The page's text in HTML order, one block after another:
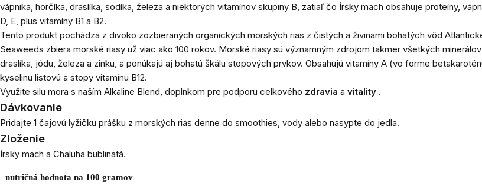
vápnika, horčíka, draslíka, sodíka, železa a niektorých vitamínov skupiny B, zatiaľ čo Írsky mach obsahuje proteíny,
D, E, plus vitamíny B1 a B2.
Tento produkt pochádza z divoko zozbieraných organických morských rias z čistých a živinami bohatých vôd
Seaweeds zbiera morské riasy už viac ako 100 rokov. Morské riasy sú významným zdrojom takmer všetkých
draslíka, jódu, železa a zinku, a ponúkajú aj bohatú škálu stopových prvkov. Obsahujú vitamíny A (vo forme
kyselinu listovú a stopy vitamínu B12.
Využite silu mora s naším Alkaline Blend, doplnkom pre podporu celkového zdravia a vitality .
Dávkovanie
Pridajte 1 čajovú lyžičku prášku z morských rias denne do smoothies, vody alebo nasypte do jedla.
Zloženie
Írsky mach a Chaluha bublinatá.
nutričná hodnota na 100 gramov